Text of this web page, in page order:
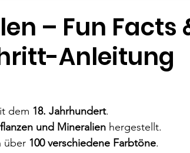
– Fun Facts
Anleitung
dem 18. Jahrhundert.
und Mineralien hergestellt.
über 100 verschiedene Farbtöne.